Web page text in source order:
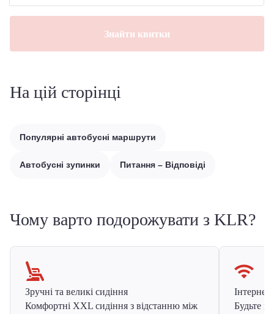
Знайти квитки
На цій сторінці
Популярні автобусні маршрути
Автобусні зупинки Питання – Відповіді
Чому варто подорожувати з KLR?
Зручні та великі сидіння
Комфортні XXL сидіння з відстанню між
Інтернет
Будьте